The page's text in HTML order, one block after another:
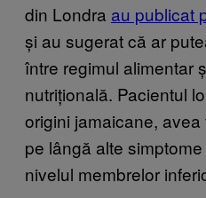
din Londra au publicat
și au sugerat că ar
între regimul alimentar
nutrițională. Pacientul
origini jamaicane,
pe lângă alte
nivelul membrelor